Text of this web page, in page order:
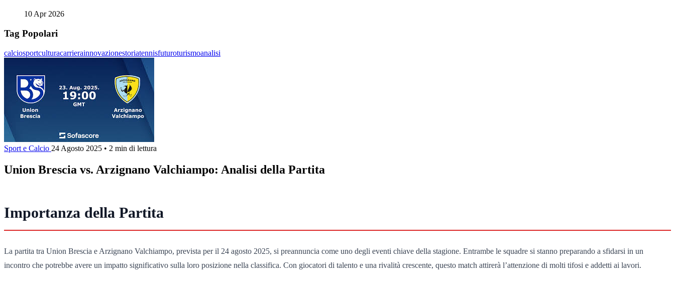
10 Apr 2026
Tag Popolari
calciosportculturacarrierainnovazionestoriatennisfuturoturismoanalisi
Sport e Calcio 24 Agosto 2025 • 2 min di lettura
Union Brescia vs. Arzignano Valchiampo: Analisi della Partita
Importanza della Partita
La partita tra Union Brescia e Arzignano Valchiampo, prevista per il 24 agosto 2025, si preannuncia come uno degli eventi chiave della stagione. Entrambe le squadre si stanno preparando a sfidarsi in un
incontro che potrebbe avere un impatto significativo sulla loro posizione nella classifica. Con giocatori di talento e una rivalità crescente, questo match attirerà l’attenzione di molti tifosi e addetti ai lavori.